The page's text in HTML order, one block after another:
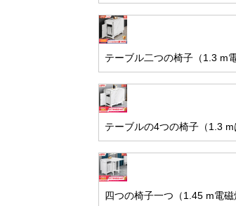
テーブル二つの椅子（1.3 m
テーブルの4つの椅子（1.3 m
四つの椅子一つ（1.45 m電磁